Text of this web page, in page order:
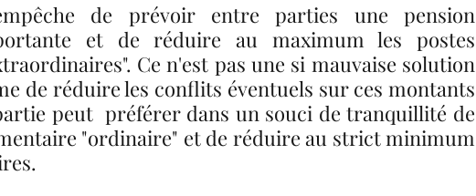
de prévoir entre parties une pension
et de réduire au maximum les postes
Ce n'est pas une si mauvaise solution
de réduire les conflits éventuels sur ces montants
peut  préférer dans un souci de tranquillité de
"ordinaire" et de réduire au strict minimum